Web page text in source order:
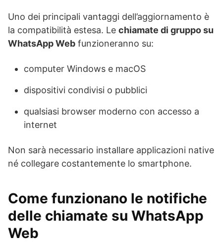
Uno dei principali vantaggi dell’aggiornamento è
la compatibilità estesa. Le chiamate di gruppo su
WhatsApp Web funzioneranno su:
computer Windows e macOS
dispositivi condivisi o pubblici
qualsiasi browser moderno con accesso a
internet
Non sarà necessario installare applicazioni native
né collegare costantemente lo smartphone.
Come funzionano le notifiche
delle chiamate su WhatsApp
Web